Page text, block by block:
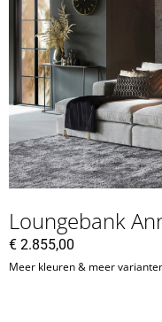
Loungebank
€ 2.855,00
Meer kleuren & meer